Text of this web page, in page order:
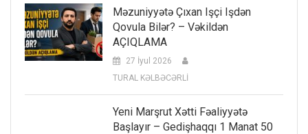
Məzuniyyətə Çıxan Işçi Işdən
Qovula Bilər? – Vəkildən
AÇIQLAMA
27 İyul 2026
TURAL KƏLBƏCƏRLİ
Yeni Marşrut Xətti Fəaliyyətə
Başlayır – Gedişhaqqı 1 Manat 50